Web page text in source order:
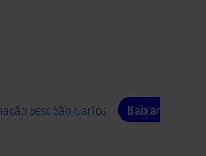
Sesc São Carlos
Baixar